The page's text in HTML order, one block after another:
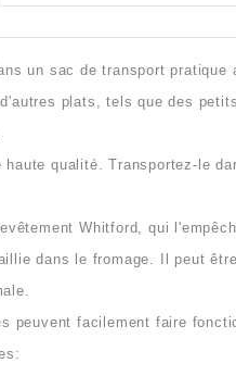
un sac de transport
plats, tels que des
qualité. Transportez-le
Whitford, qui
dans le fromage. Il peut
peuvent facilement faire